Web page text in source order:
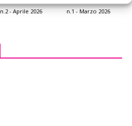
n.2 - Aprile 2026 n.1 - Marzo 2026